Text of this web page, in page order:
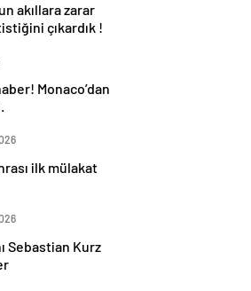
akıllara zarar
çıkardık !
Monaco’dan
ilk mülakat
Sebastian Kurz